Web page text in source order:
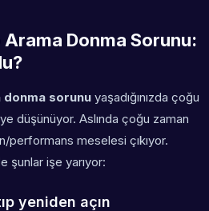
Donma Sorunu:
sorunu yaşadığınızda çoğu
düşünüyor. Aslında çoğu zaman
performans meselesi çıkıyor.
şunlar işe yarıyor:
yeniden açın